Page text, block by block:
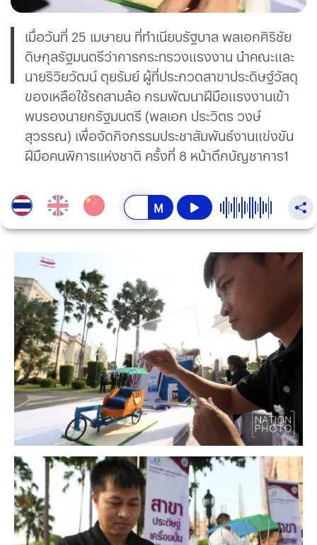
เมื่อวันที่ 25 เมษายน ที่ทำเนียบรัฐบาล พลเอกศิริชัย
ดิษกุลรัฐมนตรีว่าการกระทรวงแรงงาน นำคณะและ
นายริวิยวัฒน์ ตุยรัมย์ ผู้ที่ประกวดสาขาประดิษฐ์วัสดุ
ของเหลือใช้รถสามล้อ กรมพัฒนาฝีมือแรงงานเข้า
พบรองนายกรัฐมนตรี (พลเอก ประวิตร วงษ์
สุวรรณ) เพื่อจัดกิจกรรมประชาสัมพันธ์งานแข่งขัน
ฝีมือคนพิการแห่งชาติ ครั้งที่ 8 หน้าตึกบัญชาการ1